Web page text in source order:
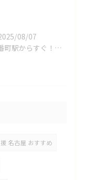
08/07
六番町駅からすぐ！名古屋のeスポーツ施設で快適なプレイ環境を確保
名古屋 おすすめ